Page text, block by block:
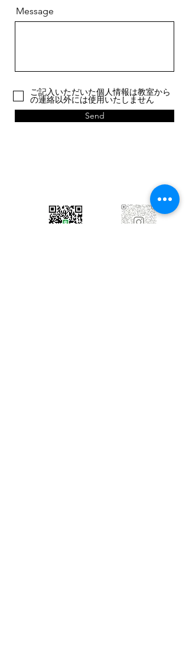
Message
ご記入いただいた個人情報は教室から
の連絡以外には使用いたしません
Send